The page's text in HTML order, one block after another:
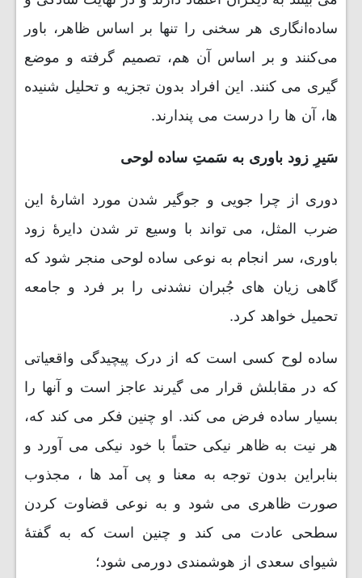
ساده‌انگاری هر سخنی را تنها بر اساس ظاهر، باور
می‌کنند و بر اساس آن هم، تصمیم گرفته و موضع
گیری می کنند. این افراد بدون تجزیه و تحلیل شنیده
ها، آن ها را درست می پندارند.
سَیرِ زود باوری به سَمتِ ساده لوحی
دوری از چرا جویی و جوگیر شدن مورد اشارۀ این
ضرب المثل، می تواند با وسیع تر شدن دایرۀ زود
باوری، سر انجام به نوعی ساده لوحی منجر شود که
گاهی زیان های جُبران نشدنی را بر فرد و جامعه
تحمیل خواهد کرد.
ساده لوح کسی است که از درک پیچیدگی واقعیاتی
که در مقابلش قرار می گیرند عاجز است و آنها را
بسیار ساده فرض می کند. او چنین فکر می کند که،
هر نیت به ظاهر نیکی حتماً با خود نیکی می آورد و
بنابراین بدون توجه به معنا و پی آمد ها ، مجذوب
صورت ظاهری می شود و به نوعی قضاوت کردن
سطحی عادت می کند و چنین است که به گفتۀ
شیوای سعدی از هوشمندی دورمی شود؛